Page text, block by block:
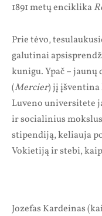
1891 metų enciklika
Prie tėvo,
galutinai
kunigu. Ypač –
(Mercier) jį
Luveno universitete
ir socialinius
stipendiją, keliauja
Vokietiją ir stebi,
Jozefas Kardeinas